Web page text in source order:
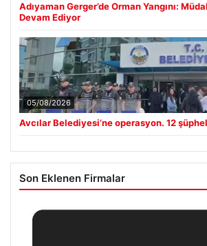
Adıyaman Gerger’de Orman Yangını:
Devam Ediyor
05/08/2026
Avcılar Belediyesi’ne operasyon. 12
Son Eklenen Firmalar